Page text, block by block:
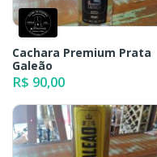
Cachara Premium Prata
Galeão
R$ 90,00